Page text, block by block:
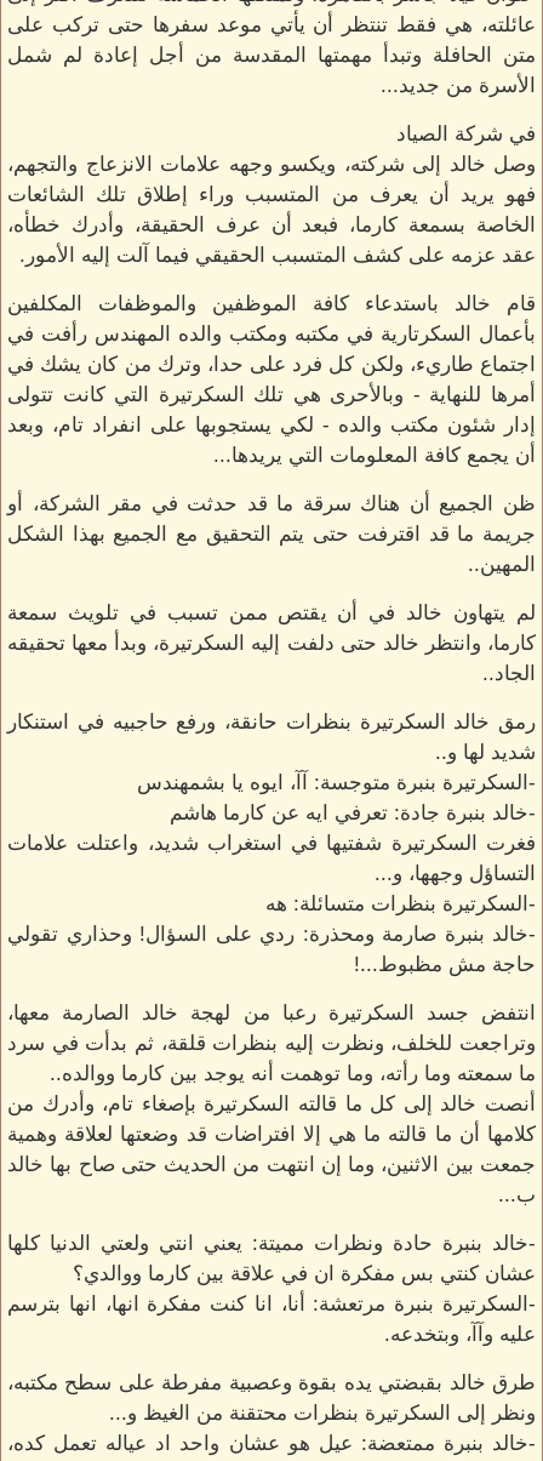
عائلته، هي فقط تنتظر أن يأتي موعد سفرها حتى تركب على
متن الحافلة وتبدأ مهمتها المقدسة من أجل إعادة لم شمل
الأسرة من جديد...
في شركة الصياد
وصل خالد إلى شركته، ويكسو وجهه علامات الانزعاج والتجهم،
فهو يريد أن يعرف من المتسبب وراء إطلاق تلك الشائعات
الخاصة بسمعة كارما، فبعد أن عرف الحقيقة، وأدرك خطأه،
عقد عزمه على كشف المتسبب الحقيقي فيما آلت إليه الأمور.
قام خالد باستدعاء كافة الموظفين والموظفات المكلفين
بأعمال السكرتارية في مكتبه ومكتب والده المهندس رأفت في
اجتماع طاريء، ولكن كل فرد على حدا، وترك من كان يشك في
أمرها للنهاية - وبالأحرى هي تلك السكرتيرة التي كانت تتولى
إدار شئون مكتب والده - لكي يستجوبها على انفراد تام، وبعد
أن يجمع كافة المعلومات التي يريدها...
ظن الجميع أن هناك سرقة ما قد حدثت في مقر الشركة، أو
جريمة ما قد اقترفت حتى يتم التحقيق مع الجميع بهذا الشكل
المهين..
لم يتهاون خالد في أن يقتص ممن تسبب في تلويث سمعة
كارما، وانتظر خالد حتى دلفت إليه السكرتيرة، وبدأ معها تحقيقه
الجاد..
رمق خالد السكرتيرة بنظرات حانقة، ورفع حاجبيه في استنكار
شديد لها و..
-السكرتيرة بنبرة متوجسة: آآ، ايوه يا بشمهندس
-خالد بنبرة جادة: تعرفي ايه عن كارما هاشم
فغرت السكرتيرة شفتيها في استغراب شديد، واعتلت علامات
التساؤل وجهها، و...
-السكرتيرة بنظرات متسائلة: هه
-خالد بنبرة صارمة ومحذرة: ردي على السؤال! وحذاري تقولي
حاجة مش مظبوط...!
انتفض جسد السكرتيرة رعبا من لهجة خالد الصارمة معها،
وتراجعت للخلف، ونظرت إليه بنظرات قلقة، ثم بدأت في سرد
ما سمعته وما رأته، وما توهمت أنه يوجد بين كارما ووالده..
أنصت خالد إلى كل ما قالته السكرتيرة بإصغاء تام، وأدرك من
كلامها أن ما قالته ما هي إلا افتراضات قد وضعتها لعلاقة وهمية
جمعت بين الاثنين، وما إن انتهت من الحديث حتى صاح بها خالد
ب...
-خالد بنبرة حادة ونظرات مميتة: يعني انتي ولعتي الدنيا كلها
عشان كنتي بس مفكرة ان في علاقة بين كارما ووالدي؟
-السكرتيرة بنبرة مرتعشة: أنا، انا كنت مفكرة انها، انها بترسم
عليه وآآ، وبتخدعه.
طرق خالد بقبضتي يده بقوة وعصبية مفرطة على سطح مكتبه،
ونظر إلى السكرتيرة بنظرات محتقنة من الغيظ و...
-خالد بنبرة ممتعضة: عيل هو عشان واحد اد عياله تعمل كده،